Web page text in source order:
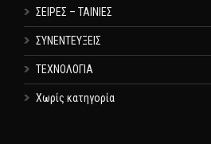
ΣΕΙΡΕΣ – ΤΑΙΝΙΕΣ
ΣΥΝΕΝΤΕΥΞΕΙΣ
ΤΕΧΝΟΛΟΓΙΑ
Χωρίς κατηγορία